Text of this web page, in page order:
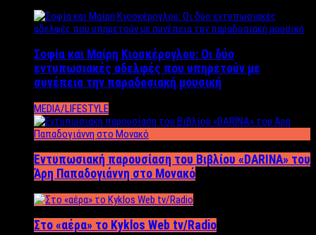
Σοφία και Μαίρη Κιοσκέρογλου: Οι δύο
εντυπωσιακές αδελφές που υπηρετούν με
συνέπεια την παραδοσιακή μουσική
MEDIA/LIFESTYLE
Εντυπωσιακή παρουσίαση του Βιβλίου «DARINA» του
Άρη Παπαδογιάννη στο Μονακό
Στο «αέρα» το Kyklos Web tv/Radio